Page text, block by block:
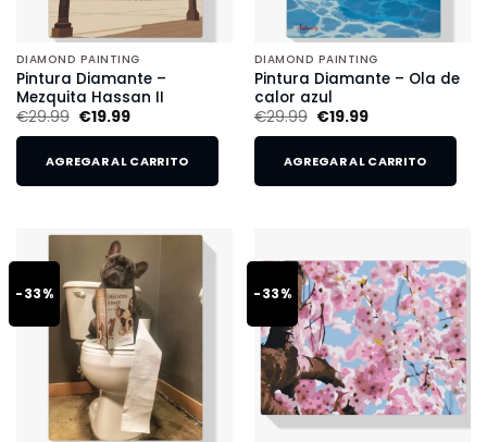
DIAMOND PAINTING
Pintura Diamante –
Mezquita Hassan II
€29.99 €19.99
AGREGAR AL CARRITO
DIAMOND PAINTING
Pintura Diamante – Ola de
calor azul
€29.99 €19.99
AGREGAR AL CARRITO
-33% -33%